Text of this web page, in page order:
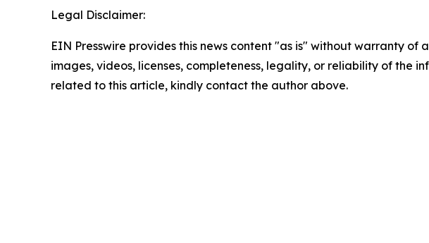
Legal Disclaimer:
EIN Presswire provides this news content "as is" without warranty
images, videos, licenses, completeness, legality, or reliability of the
related to this article, kindly contact the author above.